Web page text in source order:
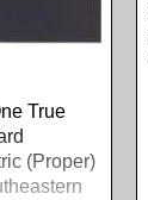
True
(Proper)